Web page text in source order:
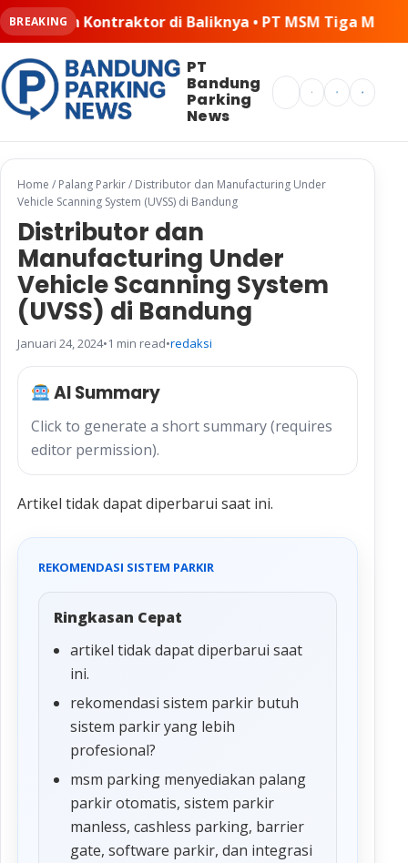
BREAKING • PT MSM Tiga Matra Satria: Dinamika
PT
Bandung
Parking
News
Search
Home / Palang Parkir/ Distributor dan Manufacturing Under
Vehicle Scanning System (UVSS) di Bandung
Distributor dan
Manufacturing Under
Vehicle Scanning System
(UVSS) di Bandung
Januari 24, 2024•1 min read•redaksi
AI Summary
Click to generate a short summary (requires
editor permission).
Artikel tidak dapat diperbarui saat ini.
REKOMENDASI SISTEM PARKIR
Ringkasan Cepat
artikel tidak dapat diperbarui saat
ini.
rekomendasi sistem parkir butuh
sistem parkir yang lebih
profesional?
msm parking menyediakan palang
parkir otomatis, sistem parkir
manless, cashless parking, barrier
gate, software parkir, dan integrasi